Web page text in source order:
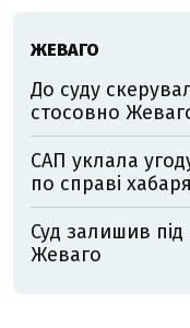
ЖЕВАГО
До суду
стосовно
САП уклала
по справі
Суд залишив
Жеваго